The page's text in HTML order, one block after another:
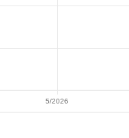
5/2026